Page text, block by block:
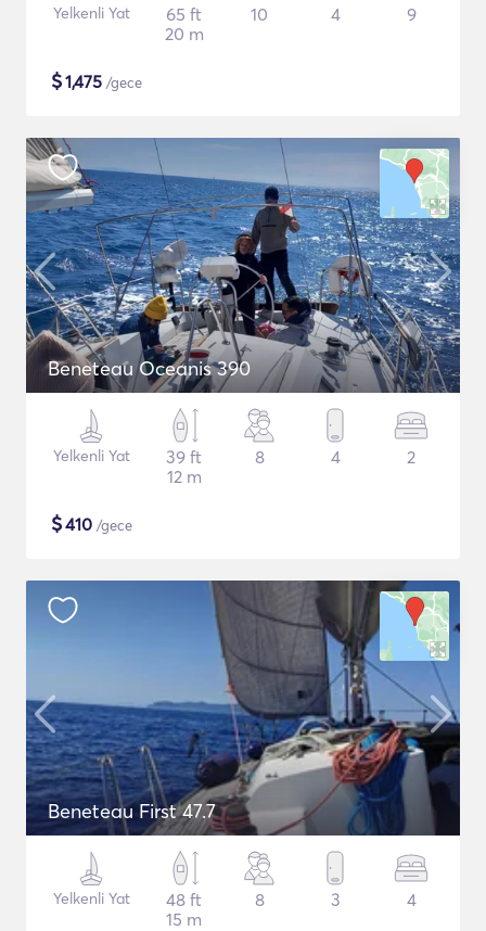
Yelkenli Yat
65 ft
20 m
10 4 9
$1,475 /gece
Beneteau Oceanis 390
Yelkenli Yat
39 ft
12 m
8 4 2
$410 /gece
Beneteau First 47.7
Yelkenli Yat
48 ft
15 m
8 3 4